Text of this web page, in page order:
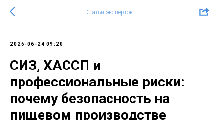
Статьи экспертов
2026-06-24 09:20
СИЗ, ХАССП и
профессиональные риски:
почему безопасность на
пищевом производстве